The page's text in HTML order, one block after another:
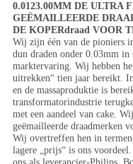
0.0123.00MM DE ULTRA
GEËMAILLEERDE
DE KOPERdraad VOOR
Wij zijn één van de pioniers
dun draden onder 0.03mm
marktervaring. Wij hebben
uitrekken“ tien jaar bereikt.
en de massaproduktie is
transformatorindustrie
met een aandeel van cake.
geëmailleerde draadmerken
Wij overtreffen hen in
lagere „prijs“ is ons